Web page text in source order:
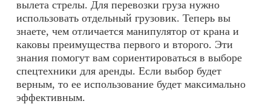
вылета стрелы. Для перевозки груза нужно
использовать отдельный грузовик. Теперь вы
знаете, чем отличается манипулятор от крана и
каковы преимущества первого и второго. Эти
знания помогут вам сориентироваться в выборе
спецтехники для аренды. Если выбор будет
верным, то ее использование будет максимально
эффективным.